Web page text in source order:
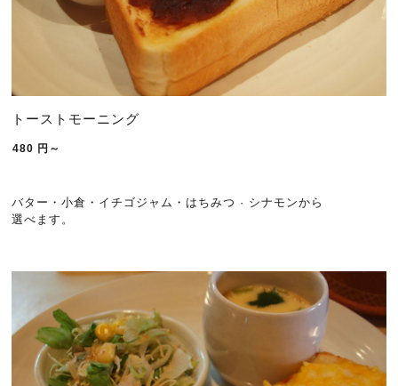
トーストモーニング
480 円～
バター・小倉・イチゴジャム・はちみつ · シナモンから
選べます。